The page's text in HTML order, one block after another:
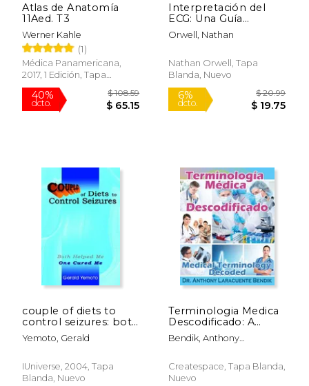
Atlas de Anatomía
11Aed. T3
Werner Kahle
(1)
Médica Panamericana,
2017, 1 Edición, Tapa
Blanda, Nuevo
40%
Interpretación del
ECG: Una Guía
Práctica e Intuitiva
para Aprender a Leer
y Tratar Arritmias
Orwell, Nathan
Nathan Orwell, Tapa
Blanda, Nuevo
6%
dcto.
couple of diets to
control seizures: both
helped me one cured
me (en Inglés)
Yemoto, Gerald
IUniverse, 2004, Tapa
Blanda, Nuevo
Terminologia Medica
Descodificado: A
Spanish and English
Medical Terminology
Bendik, Anthony
Createspace, Tapa Blanda,
Nuevo